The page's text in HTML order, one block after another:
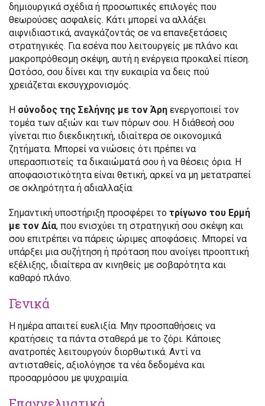
δημιουργικά σχέδια ή προσωπικές επιλογές που
θεωρούσες ασφαλείς. Κάτι μπορεί να αλλάξει
αιφνιδιαστικά, αναγκάζοντάς σε να επανεξετάσεις
στρατηγικές. Για εσένα που λειτουργείς με πλάνο και
μακροπρόθεσμη σκέψη, αυτή η ενέργεια προκαλεί πίεση.
Ωστόσο, σου δίνει και την ευκαιρία να δεις πού
χρειάζεται εκσυγχρονισμός.
Η σύνοδος της Σελήνης με τον Άρη ενεργοποιεί τον
τομέα των αξιών και των πόρων σου. Η διάθεσή σου
γίνεται πιο διεκδικητική, ιδιαίτερα σε οικονομικά
ζητήματα. Μπορεί να νιώσεις ότι πρέπει να
υπερασπιστείς τα δικαιώματά σου ή να θέσεις όρια. Η
αποφασιστικότητα είναι θετική, αρκεί να μη μετατραπεί
σε σκληρότητα ή αδιαλλαξία.
Σημαντική υποστήριξη προσφέρει το τρίγωνο του Ερμή
με τον Δία, που ενισχύει τη στρατηγική σου σκέψη και
σου επιτρέπει να πάρεις ώριμες αποφάσεις. Μπορεί να
υπάρξει μια συζήτηση ή πρόταση που ανοίγει προοπτική
εξέλιξης, ιδιαίτερα αν κινηθείς με σοβαρότητα και
καθαρό πλάνο.
Γενικά
Η ημέρα απαιτεί ευελιξία. Μην προσπαθήσεις να
κρατήσεις τα πάντα σταθερά με το ζόρι. Κάποιες
ανατροπές λειτουργούν διορθωτικά. Αντί να
αντισταθείς, αξιολόγησε τα νέα δεδομένα και
προσαρμόσου με ψυχραιμία.